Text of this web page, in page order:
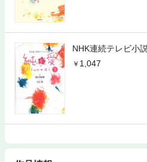
NHK連続テレビ
1,047